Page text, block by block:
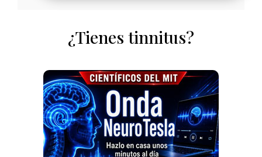
¿Tienes tinnitus?